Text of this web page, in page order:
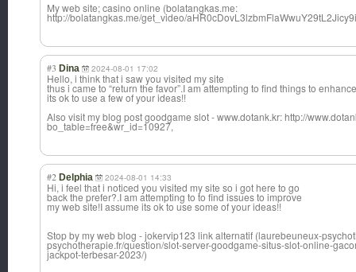
My web site; casino online (bolatangkas.me:
http://bolatangkas.me/get_video/
#3 Dina 2024-08-01 17:02
Hello, i think that i saw you visited my site
thus i came to “return the favor”.I am attempting to find things to
its ok to use a few of your ideas!!
Also visit my blog post goodgame slot - www.dotank.kr: http://
bo_table=free&wr_id=10927,
#2 Delphia 2024-08-01 14:33
Hi, i feel that i noticed you visited my site so i got here to go
back the prefer?.I am attempting to to find issues to improve
my web site!I assume its ok to use some of your ideas!!
Stop by my web blog - jokervip123 link alternatif (laurebeuneux-
psychotherapie.fr/question/slot-server-goodgame-situs-slot-online-
jackpot-terbesar-2023/)